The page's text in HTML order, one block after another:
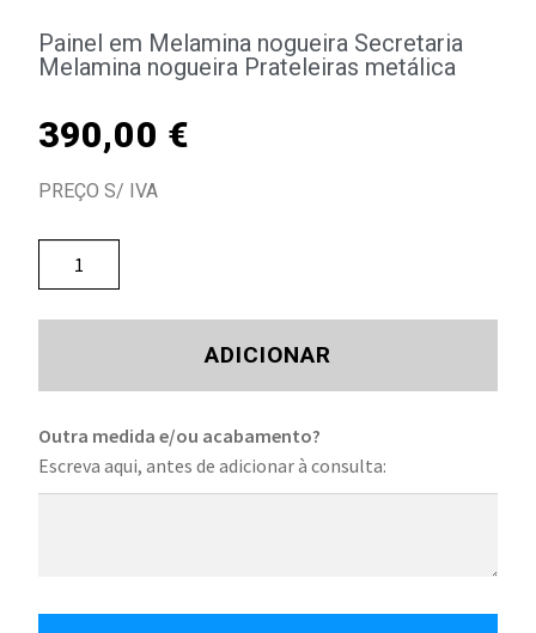
Painel em Melamina nogueira Secretaria
Melamina nogueira Prateleiras metálica
390,00 €
PREÇO S/ IVA
ADICIONAR
Outra medida e/ou acabamento?
Escreva aqui, antes de adicionar à consulta: